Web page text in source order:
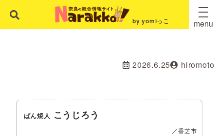
by yomiっこ menu
2026.6.25 hiromoto
ぱん焼人 こうじろう
／香芝市